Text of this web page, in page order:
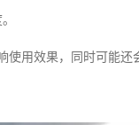
用效果，同时可能还